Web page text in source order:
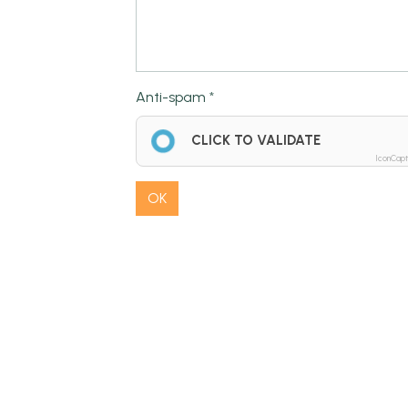
Anti-spam
CLICK TO VALIDATE
OK